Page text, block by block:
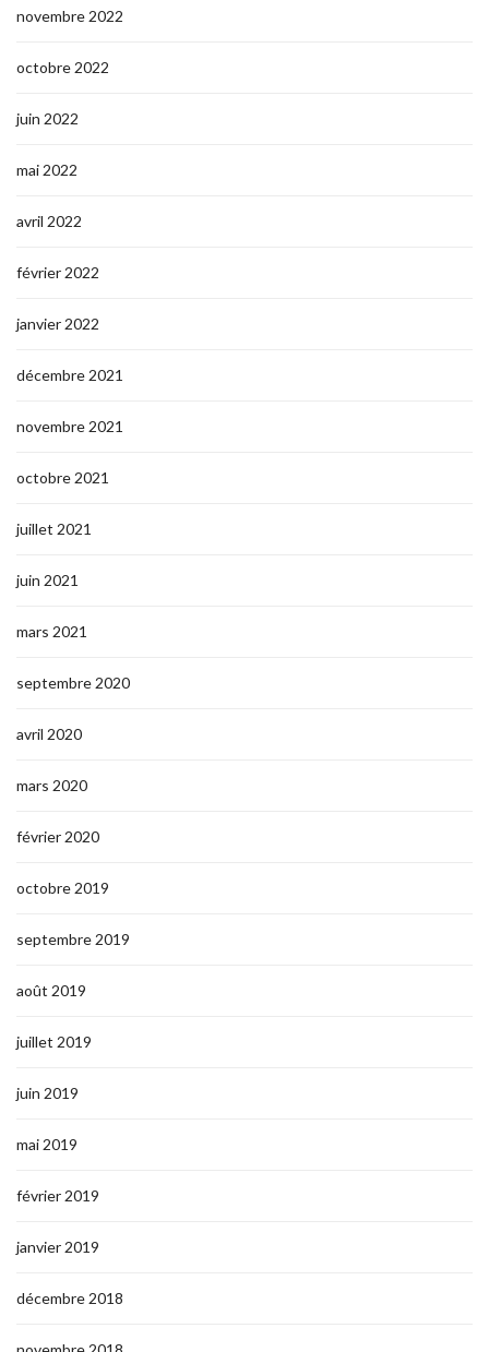
novembre 2022
octobre 2022
juin 2022
mai 2022
avril 2022
février 2022
janvier 2022
décembre 2021
novembre 2021
octobre 2021
juillet 2021
juin 2021
mars 2021
septembre 2020
avril 2020
mars 2020
février 2020
octobre 2019
septembre 2019
août 2019
juillet 2019
juin 2019
mai 2019
février 2019
janvier 2019
décembre 2018